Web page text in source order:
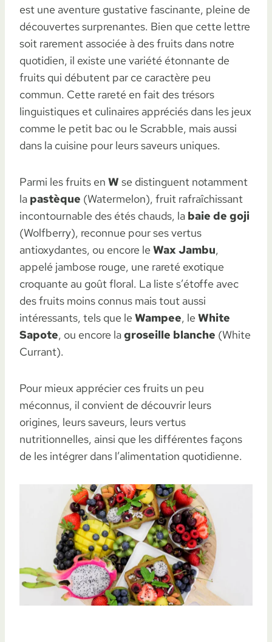
est une aventure gustative fascinante, pleine de
découvertes surprenantes. Bien que cette lettre
soit rarement associée à des fruits dans notre
quotidien, il existe une variété étonnante de
fruits qui débutent par ce caractère peu
commun. Cette rareté en fait des trésors
linguistiques et culinaires appréciés dans les jeux
comme le petit bac ou le Scrabble, mais aussi
dans la cuisine pour leurs saveurs uniques.
Parmi les fruits en W se distinguent notamment
la pastèque (Watermelon), fruit rafraîchissant
incontournable des étés chauds, la baie de goji
(Wolfberry), reconnue pour ses vertus
antioxydantes, ou encore le Wax Jambu,
appelé jambose rouge, une rareté exotique
croquante au goût floral. La liste s’étoffe avec
des fruits moins connus mais tout aussi
intéressants, tels que le Wampee, le White
Sapote, ou encore lagroseille blanche (White
Currant).
Pour mieux apprécier ces fruits un peu
méconnus, il convient de découvrir leurs
origines, leurs saveurs, leurs vertus
nutritionnelles, ainsi que les différentes façons
de les intégrer dans l’alimentation quotidienne.